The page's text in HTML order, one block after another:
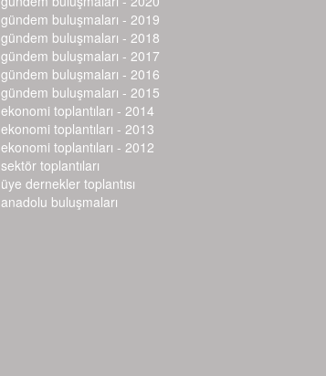
gündem buluşmaları - 2019
gündem buluşmaları - 2018
gündem buluşmaları - 2017
gündem buluşmaları - 2016
gündem buluşmaları - 2015
ekonomi toplantıları - 2014
ekonomi toplantıları - 2013
ekonomi toplantıları - 2012
sektör toplantıları
üye dernekler toplantısı
anadolu buluşmaları